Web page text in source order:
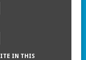
IN THIS